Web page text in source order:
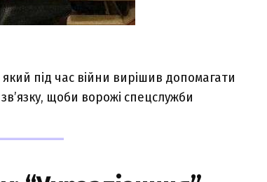
під час війни вирішив допомагати
щоби ворожі спецслужби